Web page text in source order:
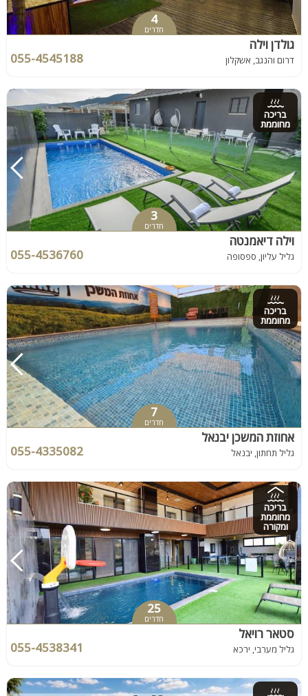
4
חדרים
גולדן וילה
דרום והנגב, אשקלון 055-4545188
בריכה
מחוממת
3
חדרים
וילה דיאמנטה
גליל עליון, ספסופה 055-4536760
בריכה
מחוממת
7
חדרים
אחוזת המשכן יבנאל
גליל תחתון, יבנאל 055-4335082
בריכה
מחוממת
ומקורה
25
חדרים
סטאר רויאל
גליל מערבי, ירכא 055-4538341